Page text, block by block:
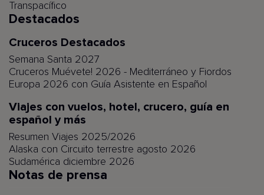
Transpacífico
Destacados
Cruceros Destacados
Semana Santa 2027
Cruceros Muévete! 2026 - Mediterráneo y Fiordos
Europa 2026 con Guía Asistente en Español
Viajes con vuelos, hotel, crucero, guía en
español y más
Resumen Viajes 2025/2026
Alaska con Circuito terrestre agosto 2026
Sudamérica diciembre 2026
Notas de prensa